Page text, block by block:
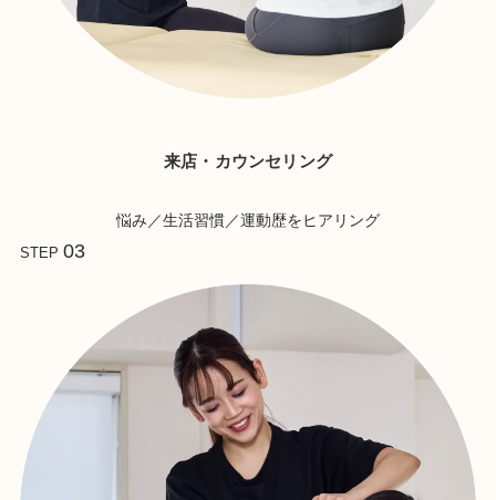
来店・カウンセリング
悩み／生活習慣／運動歴をヒアリング
STEP 03